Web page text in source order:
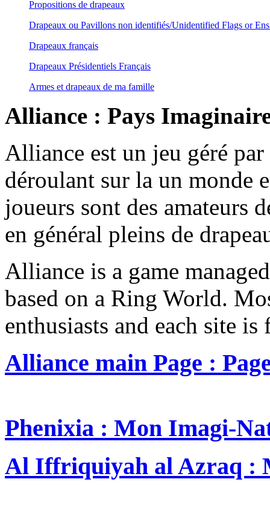
Propositions de drapeaux
Drapeaux ou Pavillons non identifiés/Unidentified Flags or
Drapeaux français
Drapeaux Présidentiels Français
Armes et drapeaux de ma famille
Alliance : Pays
Alliance est un jeu géré
déroulant sur la un monde
joueurs sont des amateurs
en général pleins de
Alliance is a game
based on a Ring World.
enthusiasts and each site
Alliance main Page :
Phenixia : Mon Imagi-
Al Iffriquiyah al Azraq :